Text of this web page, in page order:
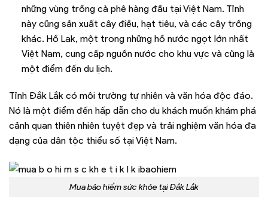
những vùng trồng cà phê hàng đầu tại Việt Nam. Tỉnh
này cũng sản xuất cây điều, hạt tiêu, và các cây trồng
khác. Hồ Lak, một trong những hồ nước ngọt lớn nhất
Việt Nam, cung cấp nguồn nước cho khu vực và cũng là
một điểm đến du lịch.
Tỉnh Đắk Lắk có môi trường tự nhiên và văn hóa độc đáo.
Nó là một điểm đến hấp dẫn cho du khách muốn khám phá
cảnh quan thiên nhiên tuyệt đẹp và trải nghiệm văn hóa đa
dạng của dân tộc thiểu số tại Việt Nam.
Mua bảo hiểm sức khỏe tại Đắk Lắk